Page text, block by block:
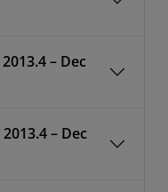
– Dec
– Dec